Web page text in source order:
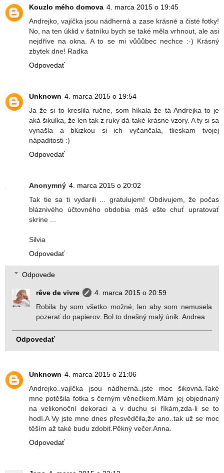
Kouzlo mého domova 4. marca 2015 o 19:45
Andrejko, vajíčka jsou nádherná a zase krásné a čisté fotky!
No, na ten úklid v šatníku bych se také měla vrhnout, ale asi
nejdříve na okna. A to se mi vůůůbec nechce :-) Krásný
zbytek dne! Radka
Odpovedať
Unknown 4. marca 2015 o 19:54
Ja že si to kreslila ručne, som híkala že tá Andrejka to je
aká šikulka, že len tak z ruky dá také krásne vzory. A ty si sa
vynašla a blúzkou si ich vyčančala, tlieskam tvojej
nápaditosti :)
Odpovedať
Anonymný 4. marca 2015 o 20:02
Tak tie sa ti vydarili ... gratulujem! Obdivujem, že počas
bláznivého účtovného obdobia máš ešte chuť upratovať
skrine ...
Silvia
Odpovedať
Odpovede
rêve de vivre
4. marca 2015 o 20:59
Robila by som všetko možné, len aby som nemusela
pozerať do papierov. Bol to dnešný malý únik. Andrea
Odpovedať
Unknown 4. marca 2015 o 21:06
Andrejko..vajíčka jsou nádherná..jste moc šikovná.Také
mne potěšila fotka s černým věnečkem.Mám jej objednaný
na velikonoční dekoraci a v duchu si říkám,zda-li se to
hodí.A Vy jste mne dnes přesvědčila,že ano..tak už se moc
těším až také budu zdobit.Pěkný večer.Anna.
Odpovedať